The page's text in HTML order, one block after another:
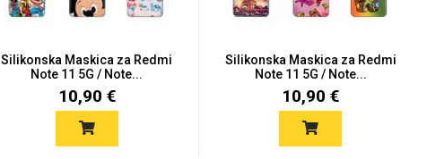
Silikonska Maskica za Redmi
Note 11 5G / Note...
10,90 €
Silikonska Maskica za Redmi
Note 11 5G / Note...
10,90 €